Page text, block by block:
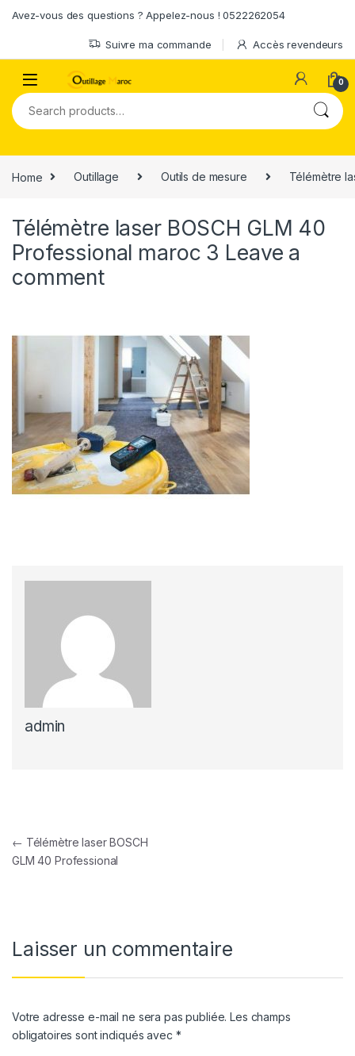
Avez-vous des questions ? Appelez-nous ! 0522262054
Suivre ma commande Accès revendeurs
0
Search for:
Home Outillage Outils de mesure Télémètre
Télémètre laser BOSCH GLM 40
Professional maroc 3 Leave a
comment
admin
Navigation de l’article
← Télémètre laser BOSCH
GLM 40 Professional
Laisser un commentaire
Votre adresse e-mail ne sera pas publiée. Les champs
obligatoires sont indiqués avec *